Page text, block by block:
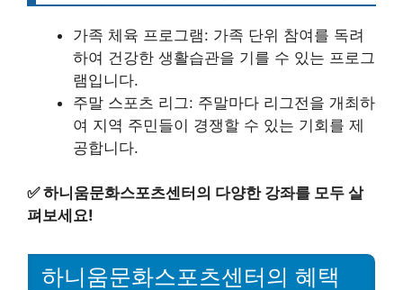
가족 체육 프로그램: 가족 단위 참여를 독려
하여 건강한 생활습관을 기를 수 있는 프로그
램입니다.
주말 스포츠 리그: 주말마다 리그전을 개최하
여 지역 주민들이 경쟁할 수 있는 기회를 제
공합니다.
✅하니움문화스포츠센터의 다양한 강좌를 모두 살
펴보세요!
하니움문화스포츠센터의 혜택